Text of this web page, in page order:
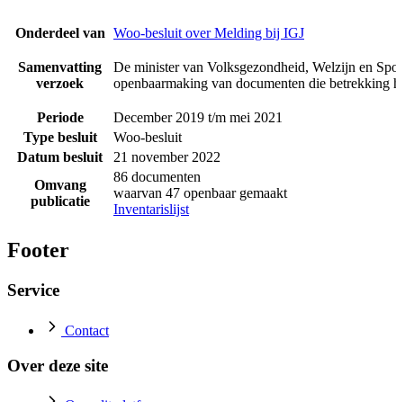
Onderdeel van Woo-besluit over Melding bij IGJ
Samenvatting
verzoek
De minister van Volksgezondheid, Welzijn en
openbaarmaking van documenten die
Periode
December 2019 t/m mei 2021
Type besluit
Woo-besluit
Datum besluit
21 november 2022
Omvang
publicatie
86 documenten
waarvan 47 openbaar gemaakt
Inventarislijst
Footer
Service
Contact
Over deze site